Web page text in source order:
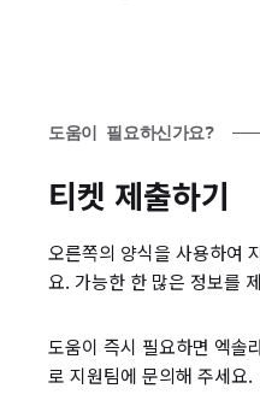
도움이 필요하신가요?
티켓 제출하기
오른쪽의 양식을 사용하여
요. 가능한 한 많은 정보를
도움이 즉시 필요하면 엑솔
로 지원팀에 문의해 주세요.